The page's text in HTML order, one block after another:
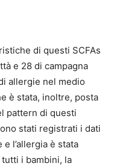
di questi SCFAs
e 28 di campagna
allergie nel medio
è stata, inoltre, posta
pattern di questi
stati registrati i dati
l’allergia è stata
tutti i bambini, la